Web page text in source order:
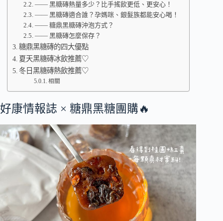
—— 黑糖磚熱量多少？比手搖飲更低、更安心！
—— 黑糖磚適合誰？孕媽咪、銀髮族都能安心喝！
—— 糖鼎黑糖磚沖泡方式？
—— 黑糖磚怎麼保存？
糖鼎黑糖磚的四大優點
夏天黑糖磚冰飲推薦♡
冬日黑糖磚熱飲推薦♡
相關
好康情報誌 × 糖鼎黑糖團購🔥